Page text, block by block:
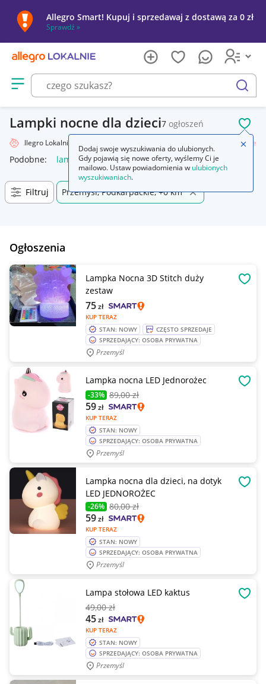
Allegro Smart! Kupuj i sprzedawaj z dostawą za 0 zł
Sprawdź »
Otwórz menu z kategoriami
szukaj
Lampki nocne dla dzieci7 ogłoszeń
Allegro Lokalnie Lampki nocne
Podobne: lampki nocne abażur do lampki nocnej
Filtruj Przemyśl, Podkarpackie, +0 km
Ogłoszenia
Lampka Nocna 3D Stitch duży
zestaw
KUP TERAZ
75zł
STAN: NOWY
CZĘSTO SPRZEDAJE
SPRZEDAJĄCY: OSOBA PRYWATNA
Przemyśl
Lampka nocna LED Jednorożec
-33% 89,00 zł
KUP TERAZ
59zł
STAN: NOWY
SPRZEDAJĄCY: OSOBA PRYWATNA
Przemyśl
Lampka nocna dla dzieci, na dotyk
LED JEDNOROŻEC
-26% 80,00 zł
KUP TERAZ
59zł
STAN: NOWY
SPRZEDAJĄCY: OSOBA PRYWATNA
Przemyśl
Lampa stołowa LED kaktus
49,00 zł
KUP TERAZ
45zł
STAN: NOWY
SPRZEDAJĄCY: OSOBA PRYWATNA
Przemyśl
Dodaj swoje wyszukiwania do ulubionych.
Gdy pojawią się nowe oferty, wyślemy Ci je
mailowo. Ustaw powiadomienia w ulubionych
wyszukiwaniach.